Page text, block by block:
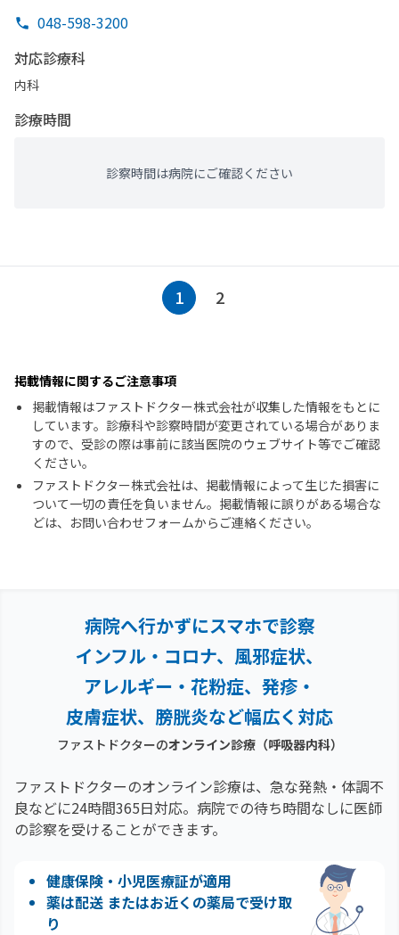
048-598-3200
対応診療科
内科
診療時間
診察時間は病院にご確認ください
1 2
掲載情報に関するご注意事項
掲載情報はファストドクター株式会社が収集した情報をもとに
しています。診療科や診察時間が変更されている場合がありま
すので、受診の際は事前に該当医院のウェブサイト等でご確認
ください。
ファストドクター株式会社は、掲載情報によって生じた損害に
ついて一切の責任を負いません。掲載情報に誤りがある場合な
どは、お問い合わせフォームからご連絡ください。
病院へ行かずにスマホで診察
インフル・コロナ、風邪症状、
アレルギー・花粉症、 発疹・
皮膚症状、膀胱炎など幅広く対応
ファストドクターのオンライン診療（呼吸器内科）
ファストドクターのオンライン診療は、急な発熱・体調不
良などに24時間365日対応。 病院での待ち時間なしに医師
の診察を受けることができます。
健康保険・小児医療証が適用
薬は配送 またはお近くの薬局で受け取
り